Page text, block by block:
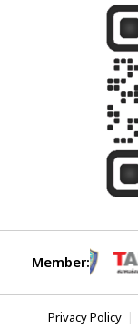
Member:
Privacy Policy |